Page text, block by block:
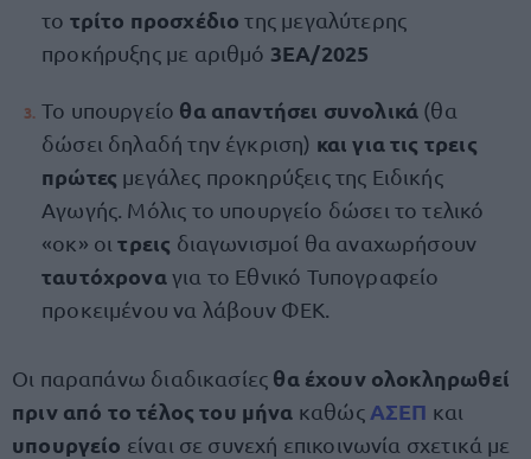
το τρίτο προσχέδιο της μεγαλύτερης
προκήρυξης με αριθμό 3ΕΑ/2025
Το υπουργείο θα απαντήσει συνολικά (θα
δώσει δηλαδή την έγκριση) και για τις τρεις
πρώτες μεγάλες προκηρύξεις της Ειδικής
Αγωγής. Μόλις το υπουργείο δώσει το τελικό
«οκ» οιτρεις διαγωνισμοί θα αναχωρήσουν
ταυτόχροναγια το Εθνικό Τυπογραφείο
προκειμένου να λάβουν ΦΕΚ.
Οι παραπάνω διαδικασίες θα έχουν ολοκληρωθεί
πριν από το τέλος του μήνα καθώς ΑΣΕΠ και
υπουργείο είναι σε συνεχή επικοινωνία σχετικά με